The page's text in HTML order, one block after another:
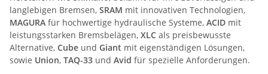
langlebigen Bremsen, SRAM mit innovativen Technologien,
MAGURA für hochwertige hydraulische Systeme, ACID mit
leistungsstarken Bremsbelägen, XLC als preisbewusste
Alternative, Cube und Giant mit eigenständigen Lösungen,
sowie Union, TAQ-33 und Avid für spezielle Anforderungen.